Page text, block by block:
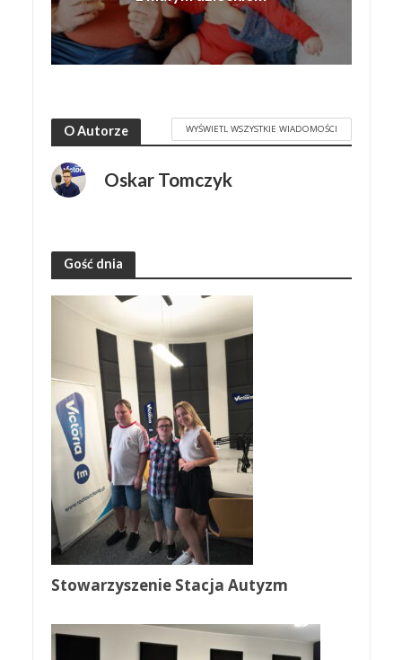
O Autorze WYŚWIETL WSZYSTKIE WIADOMOŚCI
Oskar Tomczyk
Gość dnia
Stowarzyszenie Stacja Autyzm